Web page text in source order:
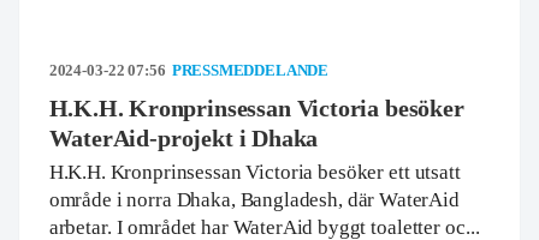
2024-03-22 07:56 PRESSMEDDELANDE
H.K.H. Kronprinsessan Victoria besöker
WaterAid-projekt i Dhaka
H.K.H. Kronprinsessan Victoria besöker ett utsatt
område i norra Dhaka, Bangladesh, där WaterAid
arbetar. I området har WaterAid byggt toaletter oc...